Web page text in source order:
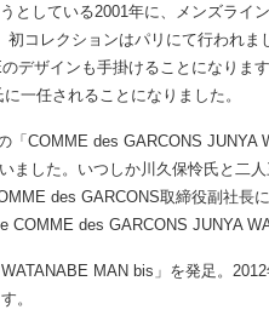
としている2001年に、メンズライ
コレクションはパリにて行われま
デザインも手掛けることになりま
一任されることになりました。
COMME des GARCONS JUNYA
ました。いつしか川久保怜氏と二
des GARCONS取締役副社長
des GARCONS JUNYA
MAN bis」を発足。
。